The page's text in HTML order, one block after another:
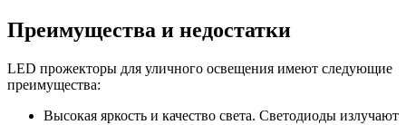
Преимущества и недостатки
LED прожекторы для уличного освещения имеют следующие
преимущества:
Высокая яркость и качество света. Светодиоды излучают